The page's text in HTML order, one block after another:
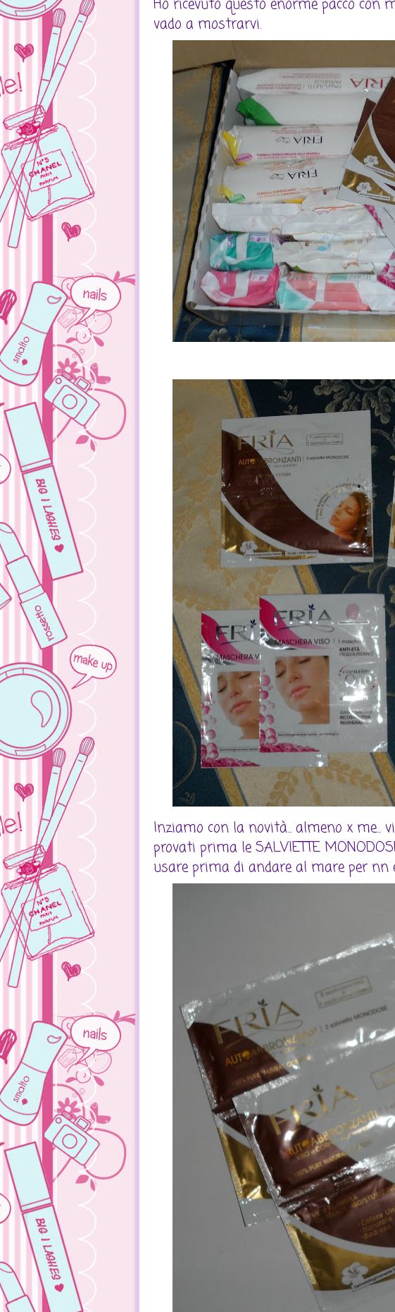
Ho ricevuto questo enorme pacco
vado a mostrarvi.
Inziamo con la novità... almeno x
provati prima le SALVIETTE
usare prima di andare al mare per nn